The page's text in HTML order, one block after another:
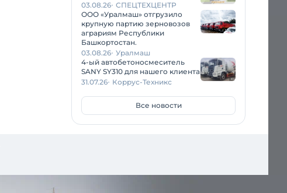
03.08.26 СПЕЦТЕХЦЕНТР
ООО «Уралмаш» отгрузило
крупную партию зерновозов
аграриям Республики
Башкортостан.
03.08.26 Уралмаш
4-ый автобетоносмеситель
SANY SY310 для нашего клиента
31.07.26 Коррус-Техникс
Все новости